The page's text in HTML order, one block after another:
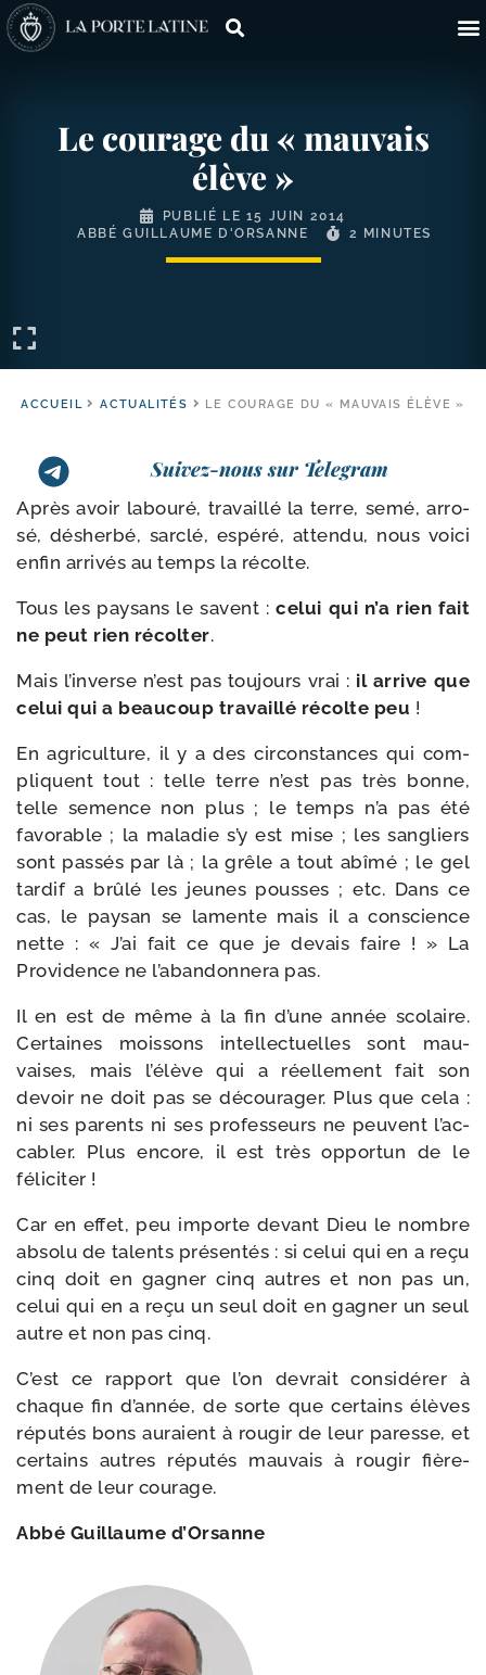
Le courage du « mauvais
élève »
PUBLIÉ LE 15 JUIN 2014
ABBÉ GUILLAUME D'ORSANNE
2 MINUTES
ACCUEIL ACTUALITÉS LE COURAGE DU « MAUVAIS ÉLÈVE »
Suivez-nous sur Telegram
Après avoir labou­ré, tra­vaillé la terre, semé, arro­
sé, désher­bé, sar­clé, espé­ré, atten­du, nous voi­ci
enfin arri­vés au temps la récolte.
Tous les pay­sans le savent :celui qui n’a rien fait
ne peut rien récol­ter.
Mais l’in­verse n’est pas tou­jours vrai : il arrive que
celui qui a beau­coup tra­vaillé récolte peu !
En agri­cul­ture, il y a des cir­cons­tances qui com­
pliquent tout : telle terre n’est pas très bonne,
telle semence non plus ; le temps n’a pas été
favo­rable ; la mala­die s’y est mise ; les san­gliers
sont pas­sés par là ; la grêle a tout abî­mé ; le gel
tar­dif a brû­lé les jeunes pousses ; etc. Dans ce
cas, le pay­san se lamente mais il a conscience
nette : « J’ai fait ce que je devais faire ! » La
Providence ne l’a­ban­don­ne­ra pas.
Il en est de même à la fin d’une année sco­laire.
Certaines mois­sons intel­lec­tuelles sont mau­
vaises, mais l’é­lève qui a réel­le­ment fait son
devoir ne doit pas se décou­ra­ger. Plus que cela :
ni ses parents ni ses pro­fes­seurs ne peuvent l’ac­
ca­bler. Plus encore, il est très oppor­tun de le
féliciter !
Car en effet, peu importe devant Dieu le nombre
abso­lu de talents pré­sen­tés : si celui qui en a reçu
cinq doit en gagner cinq autres et non pas un,
celui qui en a reçu un seul doit en gagner un seul
autre et non pas cinq.
C’est ce rap­port que l’on devrait consi­dé­rer à
chaque fin d’an­née, de sorte que cer­tains élèves
répu­tés bons auraient à rou­gir de leur paresse, et
cer­tains autres répu­tés mau­vais à rou­gir fiè­re­
ment de leur courage.
Abbé Guillaume d’Orsanne